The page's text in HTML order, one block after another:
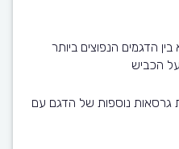
ברלינגו שנת 2023 הוא בין הדגמים הנפוצים ביותר
גרסאות נוספות של הדגם עם